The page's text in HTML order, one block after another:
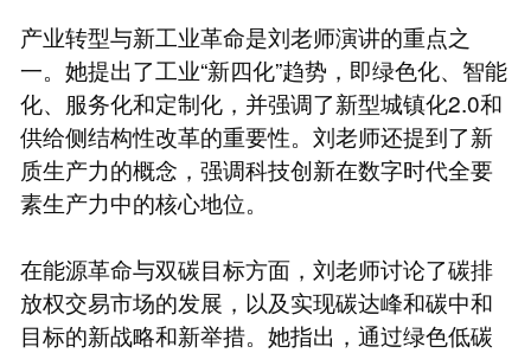
产业转型与新工业革命是刘老师演讲的重点之
一。她提出了工业“新四化”趋势，即绿色化、智能
化、服务化和定制化，并强调了新型城镇化2.0和
供给侧结构性改革的重要性。刘老师还提到了新
质生产力的概念，强调科技创新在数字时代全要
素生产力中的核心地位。
在能源革命与双碳目标方面，刘老师讨论了碳排
放权交易市场的发展，以及实现碳达峰和碳中和
目标的新战略和新举措。她指出，通过绿色低碳